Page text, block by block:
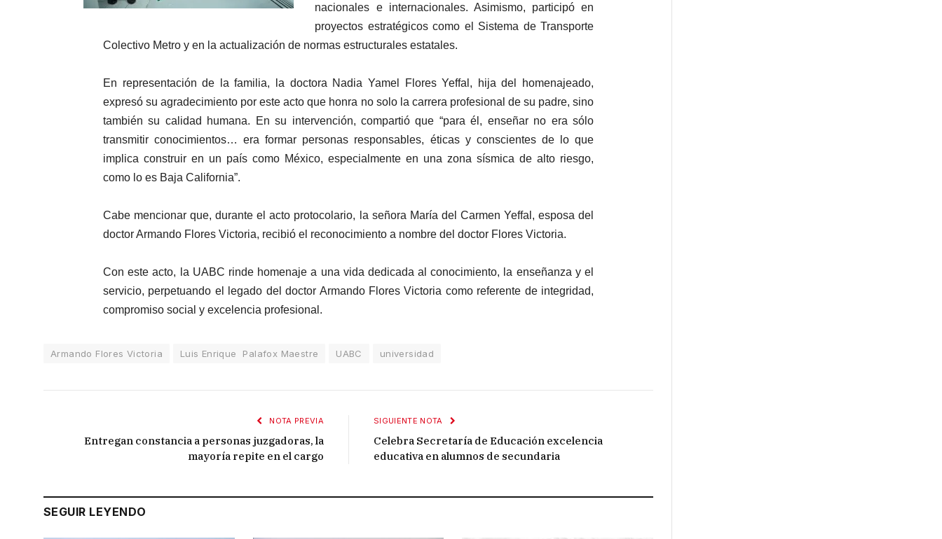
nacionales e internacionales. Asimismo, participó en
proyectos estratégicos como el Sistema de Transporte
Colectivo Metro y en la actualización de normas estructurales estatales.
En representación de la familia, la doctora Nadia Yamel Flores Yeffal, hija del homenajeado,
expresó su agradecimiento por este acto que honra no solo la carrera profesional de su padre, sino
también su calidad humana. En su intervención, compartió que “para él, enseñar no era sólo
transmitir conocimientos… era formar personas responsables, éticas y conscientes de lo que
implica construir en un país como México, especialmente en una zona sísmica de alto riesgo,
como lo es Baja California”.
Cabe mencionar que, durante el acto protocolario, la señora María del Carmen Yeffal, esposa del
doctor Armando Flores Victoria, recibió el reconocimiento a nombre del doctor Flores Victoria.
Con este acto, la UABC rinde homenaje a una vida dedicada al conocimiento, la enseñanza y el
servicio, perpetuando el legado del doctor Armando Flores Victoria como referente de integridad,
compromiso social y excelencia profesional.
Armando Flores Victoria Luis Enrique Palafox Maestre UABC universidad
NOTA PREVIA
Entregan constancia a personas juzgadoras, la
mayoría repite en el cargo
SIGUIENTE NOTA
Celebra Secretaría de Educación excelencia
educativa en alumnos de secundaria
SEGUIR LEYENDO